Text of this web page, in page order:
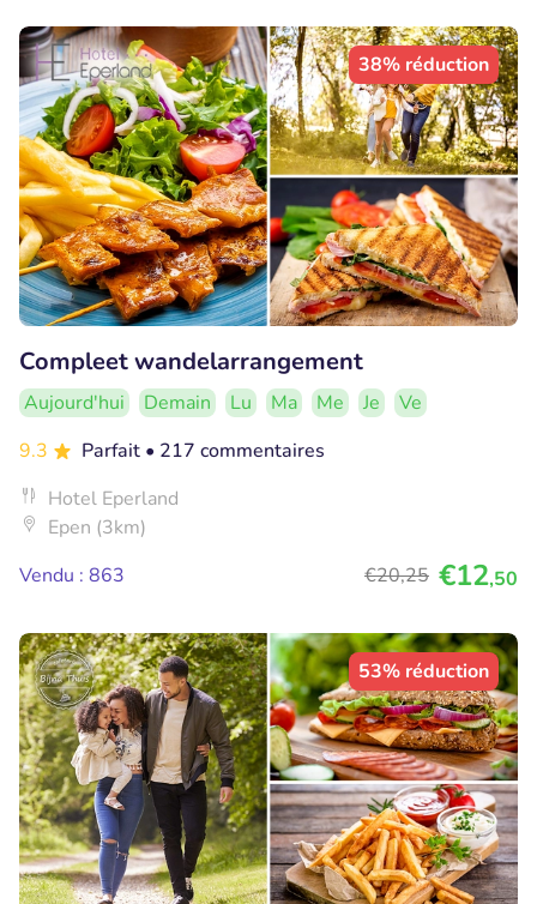
38% réduction
Compleet wandelarrangement
Aujourd'hui Demain Lu Ma Me Je
Ve
9.3
Parfait • 217 commentaires
Hotel Eperland
Epen (3km)
Vendu : 863
€20,25 €12,50
53% réduction